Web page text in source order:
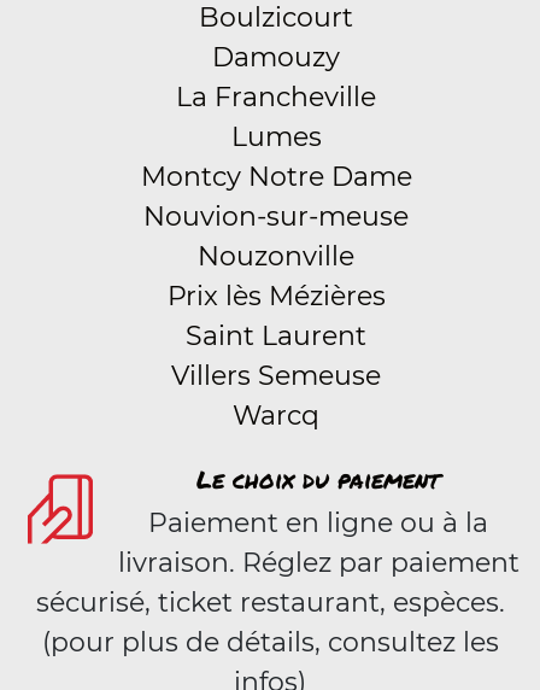
Boulzicourt
Damouzy
La Francheville
Lumes
Montcy Notre Dame
Nouvion-sur-meuse
Nouzonville
Prix lès Mézières
Saint Laurent
Villers Semeuse
Warcq
Le choix du paiement
Paiement en ligne ou à la
livraison. Réglez par paiement
sécurisé, ticket restaurant, espèces.
(pour plus de détails, consultez les
infos)